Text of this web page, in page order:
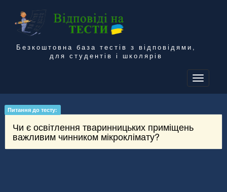
Безкоштовна база тестів з відповідями,
для студентів і школярів
Питання до тесту:
Чи є освітлення тваринницьких приміщень
важливим чинником мікроклімату?